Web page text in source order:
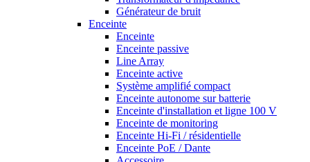
Générateur de bruit
Enceinte
Enceinte
Enceinte passive
Line Array
Enceinte active
Système amplifié compact
Enceinte autonome sur batterie
Enceinte d'installation et ligne 100 V
Enceinte de monitoring
Enceinte Hi-Fi / résidentielle
Enceinte PoE / Dante